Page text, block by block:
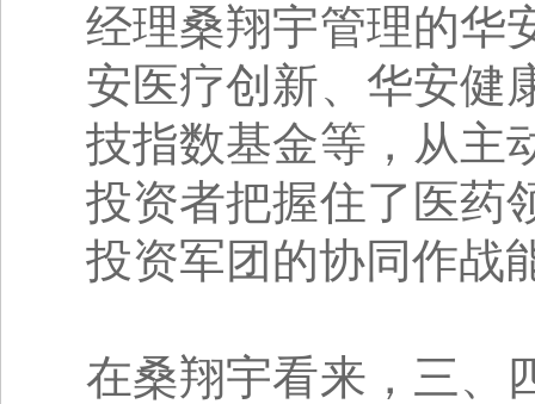
经理桑翔宇管理的华
安医疗创新、华安健
技指数基金等，从主
投资者把握住了医药
投资军团的协同作战
在桑翔宇看来，三、